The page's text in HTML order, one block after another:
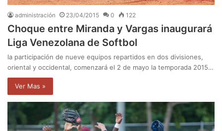
administración 23/04/2015 0 122
Choque entre Miranda y Vargas inaugurará
Liga Venezolana de Softbol
la participación de nueve equipos repartidos en dos divisiones,
oriental y occidental, comenzará el 2 de mayo la temporada 2015…
Ver Mas »